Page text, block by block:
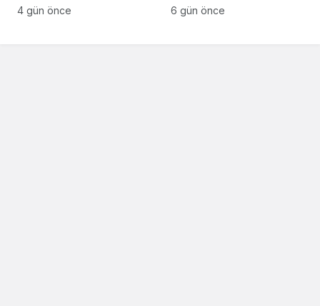
Sakarya Muşlular
4 gün önce
açılıyor
6 gün önce